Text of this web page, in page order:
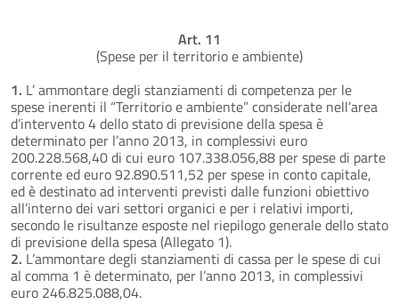
Art. 11
(Spese per il territorio e ambiente)
1. L’ ammontare degli stanziamenti di competenza per le
spese inerenti il “Territorio e ambiente” considerate nell’area
d’intervento 4 dello stato di previsione della spesa è
determinato per l’anno 2013, in complessivi euro
200.228.568,40 di cui euro 107.338.056,88 per spese di parte
corrente ed euro 92.890.511,52 per spese in conto capitale,
ed è destinato ad interventi previsti dalle funzioni obiettivo
all’interno dei vari settori organici e per i relativi importi,
secondo le risultanze esposte nel riepilogo generale dello stato
di previsione della spesa (Allegato 1).
2. L’ammontare degli stanziamenti di cassa per le spese di cui
al comma 1 è determinato, per l’anno 2013, in complessivi
euro 246.825.088,04.